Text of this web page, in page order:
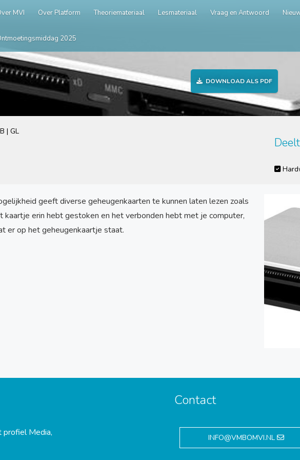
MVI Over Platform Theoriemateriaal Lesmateriaal Vraag en Antwoord
2025
DOWNLOAD ALS PDF
GL
geeft diverse geheugenkaarten te kunnen laten lezen zoals
kaartje erin hebt gestoken en het verbonden hebt met je computer,
er op het geheugenkaartje staat.
Media,
Contact
INFO@VMBOMVI.NL